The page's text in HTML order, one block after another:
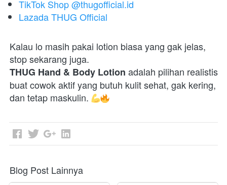
TikTok Shop @thugofficial.id
Lazada THUG Official
Kalau lo masih pakai lotion biasa yang gak jelas,
stop sekarang juga.
THUG Hand & Body Lotion adalah pilihan realistis
buat cowok aktif yang butuh kulit sehat, gak kering,
dan tetap maskulin.
Blog Post Lainnya